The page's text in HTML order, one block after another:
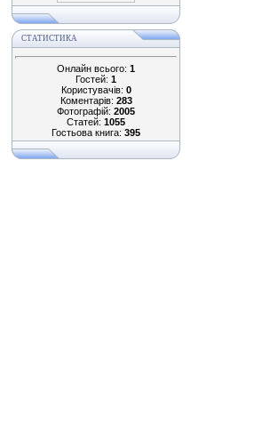
СТАТИСТИКА
Онлайн всього: 1
Гостей: 1
Користувачів: 0
Коментарів: 283
Фотографій: 2005
Статей: 1055
Гостьова книга: 395